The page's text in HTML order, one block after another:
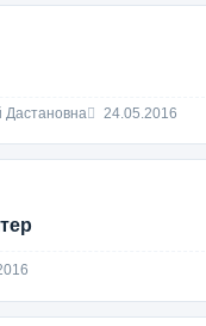
Дастановна 24.05.2016